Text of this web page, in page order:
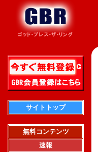
サイトトップ
無料コンテンツ
速報